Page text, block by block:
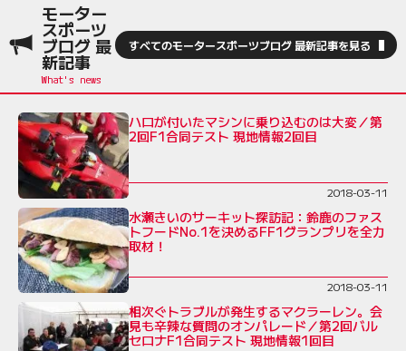
モーター
スポーツ
ブログ 最
新記事
すべてのモータースポーツブログ 最新記事を見る
ハロが付いたマシンに乗り込むのは大変／第
2回F1合同テスト 現地情報2回目
2018-03-11
水瀬きいのサーキット探訪記：鈴鹿のファス
トフードNo.1を決めるFF1グランプリを全力
取材！
2018-03-11
相次ぐトラブルが発生するマクラーレン。会
見も辛辣な質問のオンパレード／第2回バル
セロナF1合同テスト 現地情報1回目